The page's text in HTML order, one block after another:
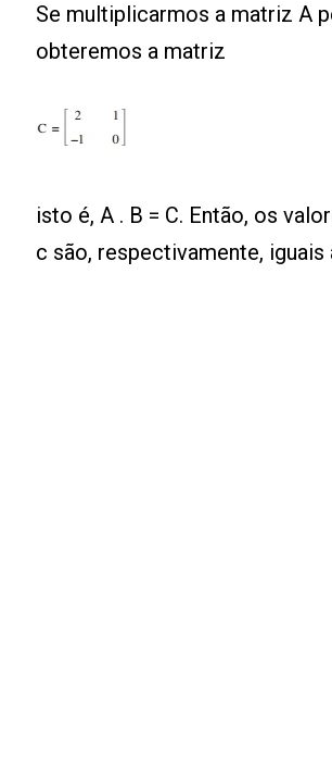
Se multiplicarmos a matriz A
obteremos a matriz
isto é, A . B = C. Então, os
c são, respectivamente, iguais